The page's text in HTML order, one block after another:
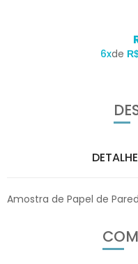
6xde
Amostra de Papel de